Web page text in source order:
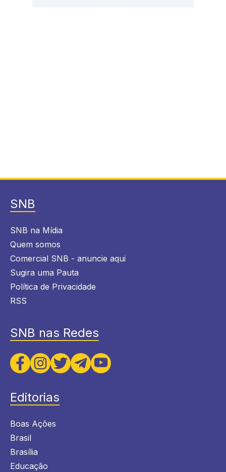
SNB
SNB na Mídia
Quem somos
Comercial SNB - anuncie aqui
Sugira uma Pauta
Política de Privacidade
RSS
SNB nas Redes
Editorias
Boas Ações
Brasil
Brasília
Educação